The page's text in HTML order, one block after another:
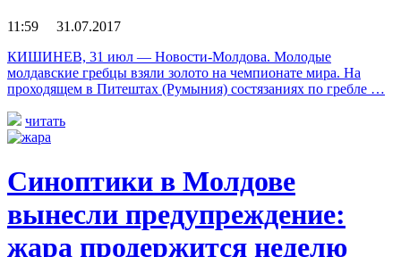
11:59 31.07.2017
КИШИНЕВ, 31 июл — Новости-Молдова. Молодые
молдавские гребцы взяли золото на чемпионате мира. На
проходящем в Питештах (Румыния) состязаниях по гребле …
читать
Синоптики в Молдове
вынесли предупреждение:
жара продержится неделю